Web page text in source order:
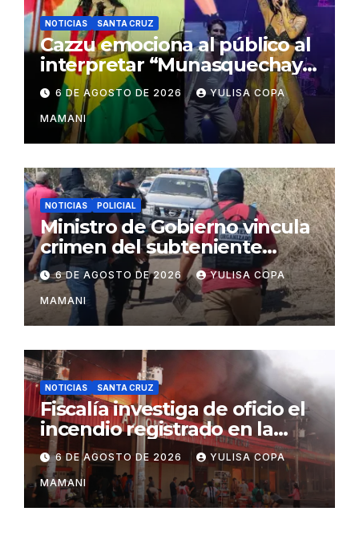
NOTICIAS SANTA CRUZ
Cazzu emociona al público al
interpretar “Munasquechay”
en su concierto en Santa
Cruz
6 DE AGOSTO DE 2026 YULISA COPA
MAMANI
NOTICIAS POLICIAL
Ministro de Gobierno vincula
crimen del subteniente
Salazar con la red de
Sebastián Marset
6 DE AGOSTO DE 2026 YULISA COPA
MAMANI
NOTICIAS SANTA CRUZ
Fiscalía investiga de oficio el
incendio registrado en la
feria Barrio Lindo
6 DE AGOSTO DE 2026 YULISA COPA
MAMANI